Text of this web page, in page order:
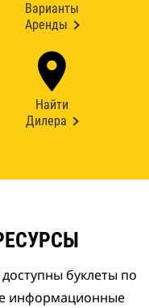
Варианты
Аренды
Найти
Дилера
буклеты по
информационные